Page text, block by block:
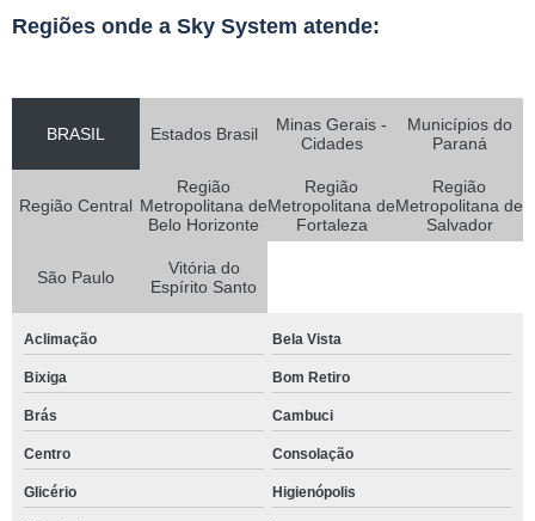
Regiões onde a Sky System atende:
BRASIL Estados Brasil
Minas Gerais -
Cidades
Municípios do
Paraná
Região Central
Região
Metropolitana de
Belo Horizonte
Região
Metropolitana de
Fortaleza
Região
Metropolitana de
Salvador
São Paulo
Vitória do
Espírito Santo
Aclimação Bela Vista
Bixiga Bom Retiro
Brás Cambuci
Centro Consolação
Glicério Higienópolis